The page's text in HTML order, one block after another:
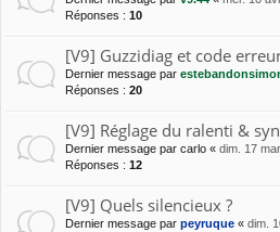
Réponses : 10
[V9] Guzzidiag et code
Dernier message par
Réponses : 20
[V9] Réglage du ralenti &
Dernier message par carlo « dim. 17
Réponses : 12
[V9] Quels silencieux ?
Dernier message par peyruque « dim.